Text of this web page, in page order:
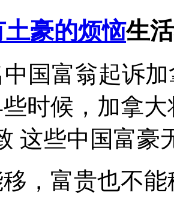
豪的烦恼生
中国富翁起诉
时候，加拿
这些中国富豪
，富贵也不